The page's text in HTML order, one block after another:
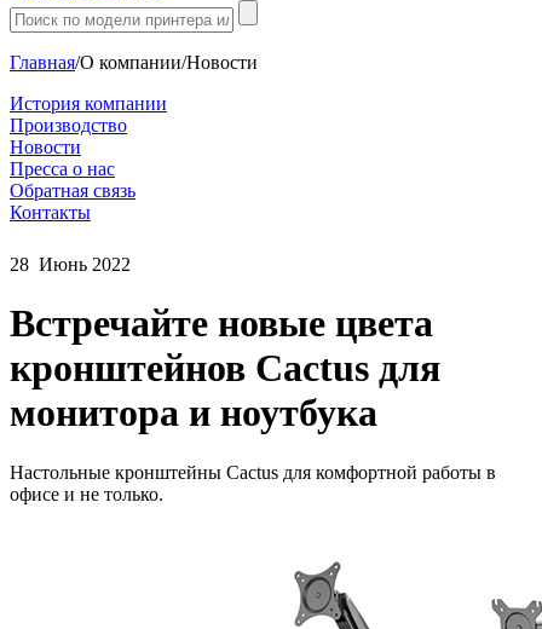
Главная/О компании/Новости
История компании
Производство
Новости
Пресса о нас
Обратная связь
Контакты
28 Июнь 2022
Встречайте новые цвета
кронштейнов Cactus для
монитора и ноутбука
Настольные кронштейны Cactus для комфортной работы в
офисе и не только.